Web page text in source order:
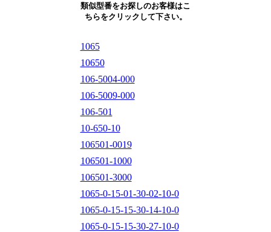
類似型番をお探しのお客様はこ
ちらをクリックして下さい。
1065
10650
106-5004-000
106-5009-000
106-501
10-650-10
106501-0019
106501-1000
106501-3000
1065-0-15-01-30-02-10-0
1065-0-15-15-30-14-10-0
1065-0-15-15-30-27-10-0